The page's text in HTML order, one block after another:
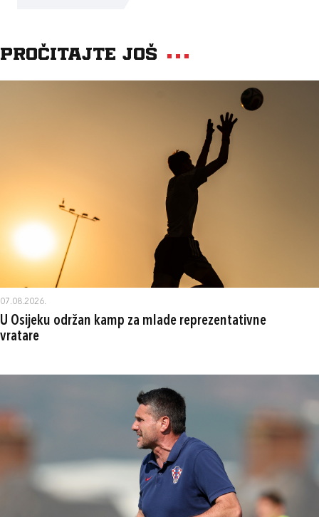
Pročitajte još
07.08.2026.
U Osijeku održan kamp za mlade reprezentativne
vratare